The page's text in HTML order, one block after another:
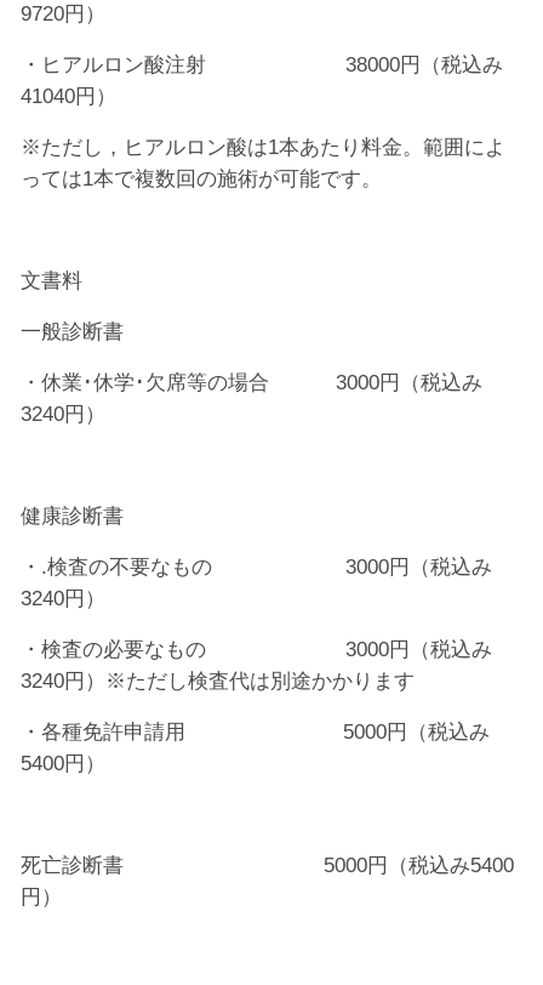
9720円）
・ヒアルロン酸注射 38000円（税込み
41040円）
※ただし，ヒアルロン酸は1本あたり料金。範囲によ
っては1本で複数回の施術が可能です。
文書料
一般診断書
・休業･休学･欠席等の場合 3000円（税込み
3240円）
健康診断書
・.検査の不要なもの 3000円（税込み
3240円）
・検査の必要なもの 3000円（税込み
3240円）※ただし検査代は別途かかります
・各種免許申請用 5000円（税込み
5400円）
死亡診断書 5000円（税込み5400
円）